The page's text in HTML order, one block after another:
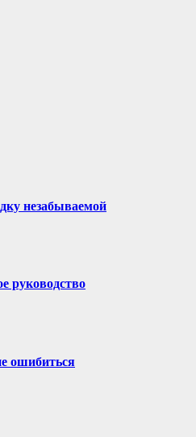
незабываемой
руководство
ошибиться